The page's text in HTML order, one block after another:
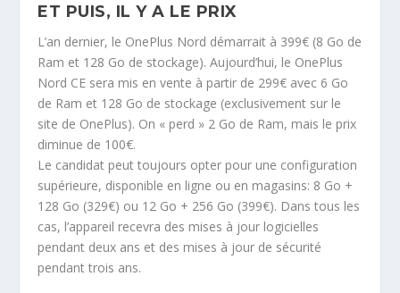
ET PUIS, IL Y A LE PRIX
L’an dernier, le OnePlus Nord démarrait à 399€ (8 Go de
Ram et 128 Go de stockage). Aujourd’hui, le OnePlus
Nord CE sera mis en vente à partir de 299€ avec 6 Go
de Ram et 128 Go de stockage (exclusivement sur le
site de OnePlus). On « perd » 2 Go de Ram, mais le prix
diminue de 100€.
Le candidat peut toujours opter pour une configuration
supérieure, disponible en ligne ou en magasins: 8 Go +
128 Go (329€) ou 12 Go + 256 Go (399€). Dans tous les
cas, l’appareil recevra des mises à jour logicielles
pendant deux ans et des mises à jour de sécurité
pendant trois ans.